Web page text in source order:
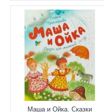
Маша и Ойка. Сказки